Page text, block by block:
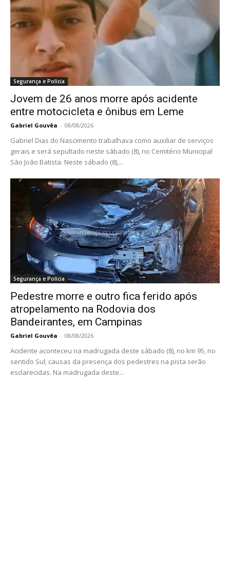
Segurança e Polícia
Jovem de 26 anos morre após acidente
entre motocicleta e ônibus em Leme
Gabriel Gouvêa - 08/08/2026
Gabriel Dias do Nascimento trabalhava como auxiliar de serviços
gerais e será sepultado neste sábado (8), no Cemitério Municipal
São João Batista. Neste sábado (8),...
Segurança e Polícia
Pedestre morre e outro fica ferido após
atropelamento na Rodovia dos
Bandeirantes, em Campinas
Gabriel Gouvêa - 08/08/2026
Acidente aconteceu na madrugada deste sábado (8), no km 95, no
sentido Sul; causas da presença dos pedestres na pista serão
esclarecidas. Na madrugada deste...